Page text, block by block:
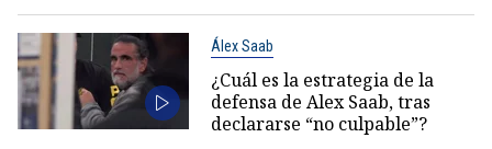
Álex Saab
¿Cuál es la estrategia de la
defensa de Alex Saab, tras
declararse “no culpable”?